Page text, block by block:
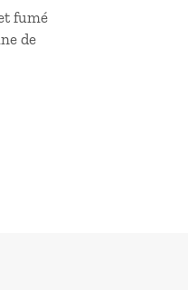
fumé
de